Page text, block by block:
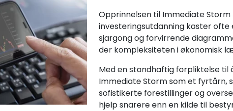
Opprinnelsen til Immediate
investeringsutdanning kaster
sjargong og forvirrende
der kompleksiteten i økonomisk
Med en standhaftig forpliktelse til
Immediate Storm som et fyrtårn,
sofistikerte forestillinger og
hjelp snarere enn en kilde til